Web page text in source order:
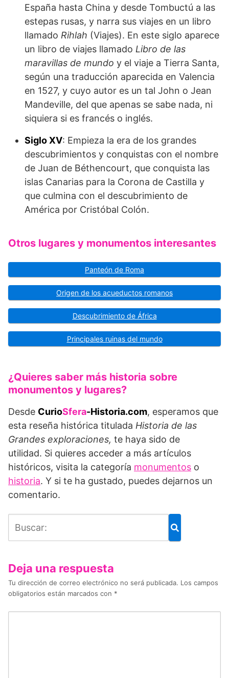
España hasta China y desde Tombuctú a las
estepas rusas, y narra sus viajes en un libro
llama­do Rihlah (Viajes). En este siglo aparece
un libro de viajes llamado Libro de las
maravillas de mundo y el viaje a Tierra Santa,
según una traducción aparecida en Valencia
en 1527, y cuyo autor es un tal John o Jean
Mandeville, del que apenas se sabe nada, ni
siquiera si es francés o inglés.
Siglo XV: Empieza la era de los grandes
descubrimientos y conquistas con el nombre
de Juan de Béthencourt, que conquista las
islas Canarias para la Corona de Castilla y
que culmina con el descubrimiento de
América por Cristóbal Colón.
Otros lugares y monumentos interesantes
Panteón de Roma
Origen de los acueductos romanos
Descubrimiento de África
Principales ruinas del mundo
¿Quieres saber más historia sobre
monumentos y lugares?
Desde CurioSfera-Historia.com, esperamos que
esta reseña histórica titulada Historia de las
Grandes exploraciones, te haya sido de
utilidad. Si quieres acceder a más artículos
históricos, visita la categoría monumentos o
historia. Y si te ha gustado, puedes dejarnos un
comentario.
Deja una respuesta
Tu dirección de correo electrónico no será publicada. Los campos
obligatorios están marcados con *